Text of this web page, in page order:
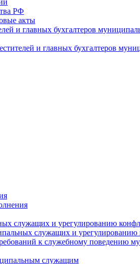
РФ
акты
и главных бухгалтеров
и главных бухгалтеров
служащих и урегулированию
служащих и урегулированию
к служебному поведению
служащим